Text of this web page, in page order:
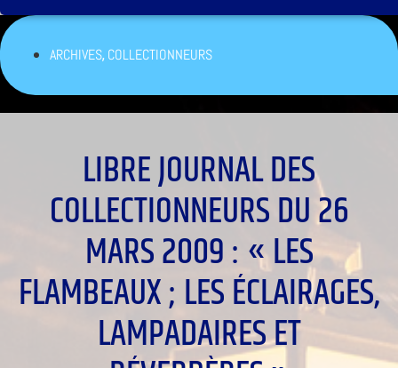
ARCHIVES,COLLECTIONNEURS
LIBRE JOURNAL DES
COLLECTIONNEURS DU 26
MARS 2009 : « LES
FLAMBEAUX ; LES ÉCLAIRAGES,
LAMPADAIRES ET